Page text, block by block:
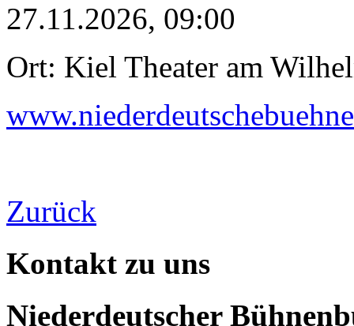
27.11.2026, 09:00
Ort: Kiel Theater am
Zurück
Kontakt zu uns
Niederdeutscher